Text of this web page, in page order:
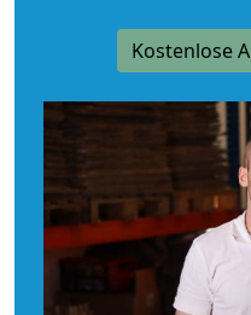
Kostenlose